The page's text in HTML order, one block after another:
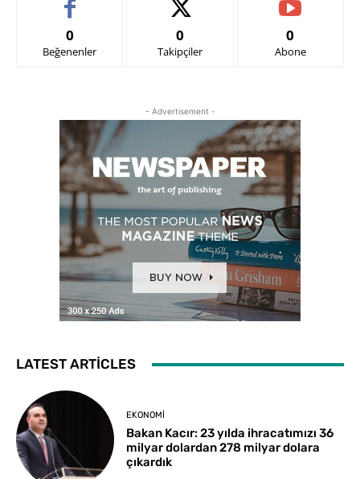
0
Beğenenler
0
Takipçiler
0
Abone
- Advertisement -
LATEST ARTICLES
EKONOMI
Bakan Kacır: 23 yılda ihracatımızı 36
milyar dolardan 278 milyar dolara
çıkardık